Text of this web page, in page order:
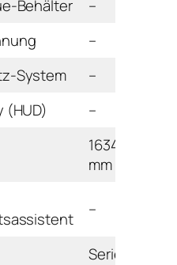
Behälter
–
–
System
–
(HUD)
–
1634
mm
–
Serie